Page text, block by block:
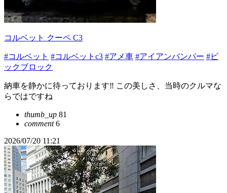
コルベット クーペ C3
#コルベット #コルベットc3 #アメ車 #アイアンバンパー #ビ
ックブロック
納車を静かに待っております‼️ この美しさ、当時のクルマな
らではですね
thumb_up 81
comment6
2026/07/20 11:21